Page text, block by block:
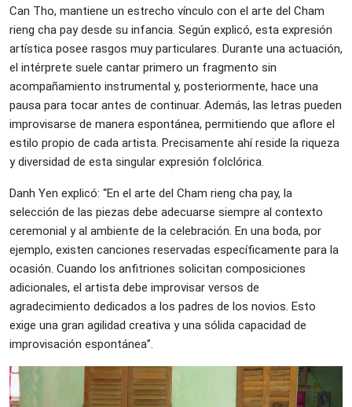
Can Tho, mantiene un estrecho vínculo con el arte del Cham
rieng cha pay desde su infancia. Según explicó, esta expresión
artística posee rasgos muy particulares. Durante una actuación,
el intérprete suele cantar primero un fragmento sin
acompañamiento instrumental y, posteriormente, hace una
pausa para tocar antes de continuar. Además, las letras pueden
improvisarse de manera espontánea, permitiendo que aflore el
estilo propio de cada artista. Precisamente ahí reside la riqueza
y diversidad de esta singular expresión folclórica.
Danh Yen explicó: “En el arte del Cham rieng cha pay, la
selección de las piezas debe adecuarse siempre al contexto
ceremonial y al ambiente de la celebración. En una boda, por
ejemplo, existen canciones reservadas específicamente para la
ocasión. Cuando los anfitriones solicitan composiciones
adicionales, el artista debe improvisar versos de
agradecimiento dedicados a los padres de los novios. Esto
exige una gran agilidad creativa y una sólida capacidad de
improvisación espontánea”.